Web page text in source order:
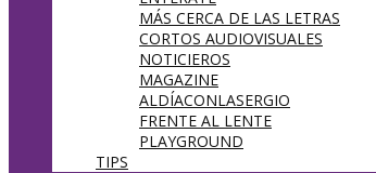
MÁS CERCA DE LAS LETRAS
CORTOS AUDIOVISUALES
NOTICIEROS
MAGAZINE
ALDÍACONLASERGIO
FRENTE AL LENTE
PLAYGROUND
TIPS